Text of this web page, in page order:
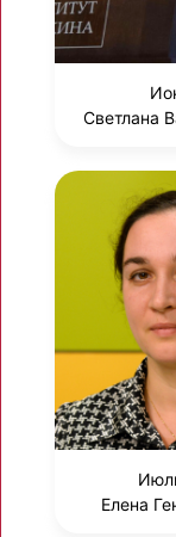
Светлана
Елена